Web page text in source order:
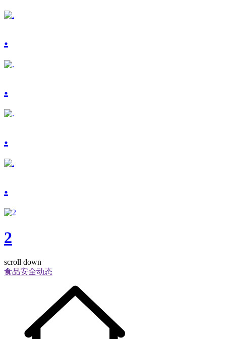
.
.
.
.
2
scroll down
食品安全动态